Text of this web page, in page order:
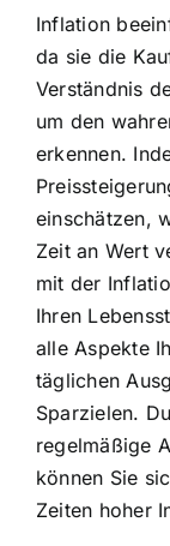
Inflation
da sie die
Verständnis
um den
erkennen.
einschätzen,
Zeit an Wert
mit der
Ihren
alle Aspekte
täglichen
Sparzielen.
regelmäßige
können Sie
Zeiten hoher